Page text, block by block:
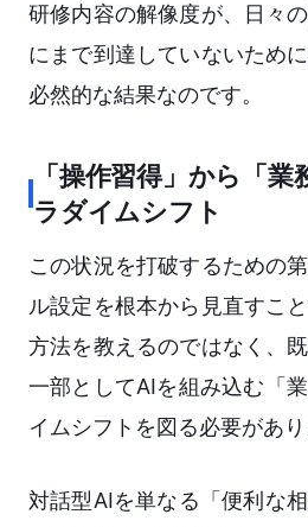
研修内容の解像度が、日々
にまで到達していないため
必然的な結果なのです。
「操作習得」から「
ラダイムシフト
この状況を打破するための
ル設定を根本から見直すこ
方法を教えるのではなく、
一部としてAIを組み込む「
イムシフトを図る必要があり
対話型AIを単なる「便利な